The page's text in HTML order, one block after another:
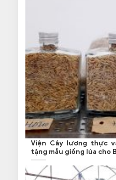
Viện Cây lương thực
tặng mẫu giống lúa cho